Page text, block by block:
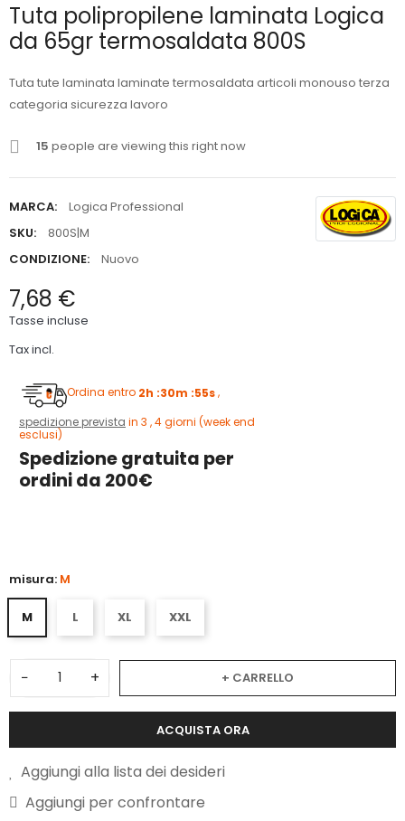
Tuta polipropilene laminata Logica
da 65gr termosaldata 800S
Tuta tute laminata laminate termosaldata articoli monouso terza
categoria sicurezza lavoro
15 people are viewing this right now
MARCA:
Logica Professional
SKU:
800S|M
CONDIZIONE:
Nuovo
7,68 €
Tasse incluse
Tax incl.
Ordina entro 2h :30m :54s,
spedizione prevista in 3 , 4 giorni (week end
esclusi)
Spedizione gratuita per
ordini da 200€
misura: M
M L XL XXL
− + + CARRELLO
ACQUISTA ORA
Aggiungi alla lista dei desideri
Aggiungi per confrontare